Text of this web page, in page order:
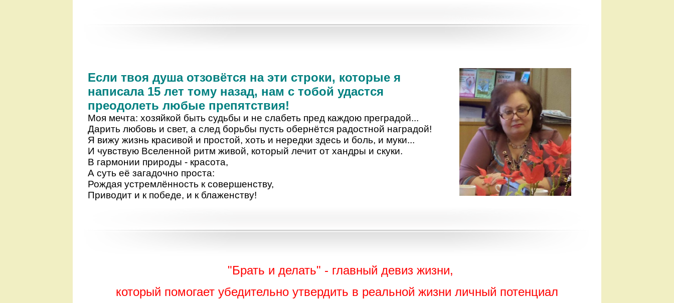
Если твоя душа отзовётся на эти строки, которые я
написала 15 лет тому назад, нам с тобой удастся
преодолеть любые препятствия!
Моя мечта: хозяйкой быть судьбы и не слабеть пред каждою преградой...
Дарить любовь и свет, а след борьбы пусть обернётся радостной наградой!
Я вижу жизнь красивой и простой, хоть и нередки здесь и боль, и муки...
И чувствую Вселенной ритм живой, который лечит от хандры и скуки.
В гармонии природы - красота,
А суть её загадочно проста:
Рождая устремлённость к совершенству,
Приводит и к победе, и к блаженству!
"Брать и делать" - главный девиз жизни,
который помогает убедительно утвердить в реальной жизни личный потенциал